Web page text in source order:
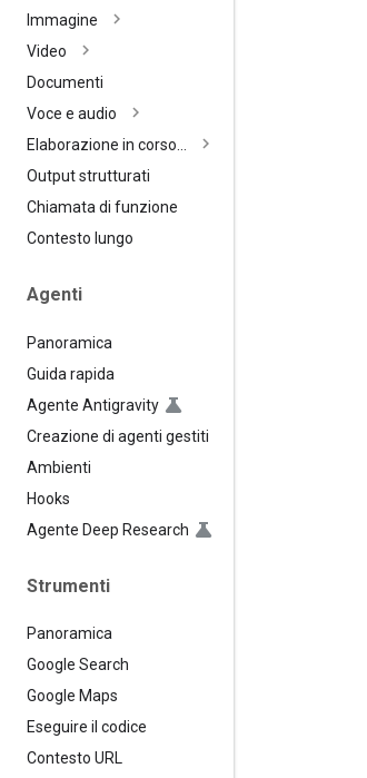
Immagine
Video
Documenti
Voce e audio
Elaborazione in corso…
Output strutturati
Chiamata di funzione
Contesto lungo
Agenti
Panoramica
Guida rapida
Agente Antigravity
Creazione di agenti gestiti
Ambienti
Hooks
Agente Deep Research
Strumenti
Panoramica
Google Search
Google Maps
Eseguire il codice
Contesto URL